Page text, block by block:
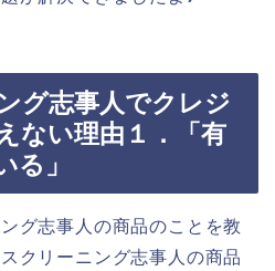
グ志事人でクレジ
ない理由１．「有
る」
グ志事人の商品のことを教
クリーニング志事人の商品